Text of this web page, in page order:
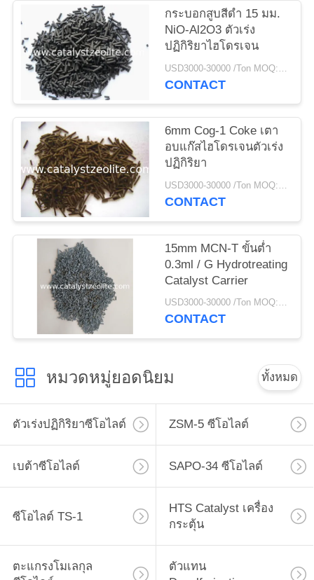
เว็บไซต์
PRIVACY
POLICY
กระบอกสูบสีดำ 15 มม.
NiO-Al2O3 ตัวเร่ง
ปฏิกิริยาไฮโดรเจน
USD3000-30000 /Ton MOQ:1 กก
CONTACT
6mm Cog-1 Coke เตา
อบแก๊สไฮโดรเจนตัวเร่ง
ปฏิกิริยา
USD3000-30000 /Ton MOQ:1 กก
CONTACT
15mm MCN-T ขั้นต่ำ
0.3ml / G Hydrotreating
Catalyst Carrier
USD3000-30000 /Ton MOQ:1 กก
CONTACT
หมวดหมู่ยอดนิยม ทั้งหมด
ตัวเร่งปฏิกิริยาซีโอไลต์ ZSM-5 ซีโอไลต์
เบต้าซีโอไลต์ SAPO-34 ซีโอไลต์
ซีโอไลต์ TS-1
HTS Catalyst เครื่อง
กระตุ้น
ตะแกรงโมเลกุล
ตัวแทน